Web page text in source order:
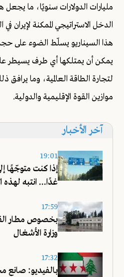
مليارات الدولارات سنويًا، ما يجعل
الدخل الاستراتيجي الممكنة لإيران في
هذا السيناريو يسلّط الضوء على حجم
يمكن أن يمتلكها أي طرف يسيطر
لتجارة الطاقة العالمية، وما يرافق
موازين القوة الإقليمية والدولية.
آخر الأخبار
19:01
إذا كنت متوجّهًا
غدًا... انتبه لهذه
17:59
بخصوص مطار
وزارة الأشغال
17:32
بالفيديو: صانع